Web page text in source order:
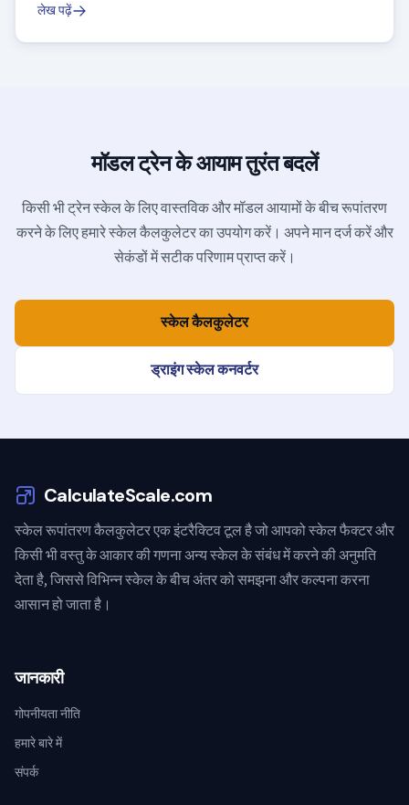
लेख पढ़ें
मॉडल ट्रेन के आयाम तुरंत बदलें
किसी भी ट्रेन स्केल के लिए वास्तविक और मॉडल आयामों के बीच रूपांतरण
करने के लिए हमारे स्केल कैलकुलेटर का उपयोग करें। अपने मान दर्ज करें और
सेकंडों में सटीक परिणाम प्राप्त करें।
स्केल कैलकुलेटर
ड्राइंग स्केल कनवर्टर
CalculateScale.com
स्केल रूपांतरण कैलकुलेटर एक इंटरैक्टिव टूल है जो आपको स्केल फैक्टर और
किसी भी वस्तु के आकार की गणना अन्य स्केल के संबंध में करने की अनुमति
देता है, जिससे विभिन्न स्केल के बीच अंतर को समझना और कल्पना करना
आसान हो जाता है।
जानकारी
गोपनीयता नीति
हमारे बारे में
संपर्क